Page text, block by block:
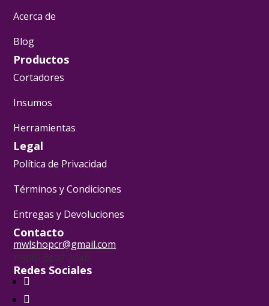
Acerca de
Blog
Productos
Cortadores
Insumos
Herramientas
Legal
Política de Privacidad
Términos y Condiciones
Entregas y Devoluciones
Contacto
mwlshopcr@gmail.com
+(506) 6107 7046
Redes Sociales